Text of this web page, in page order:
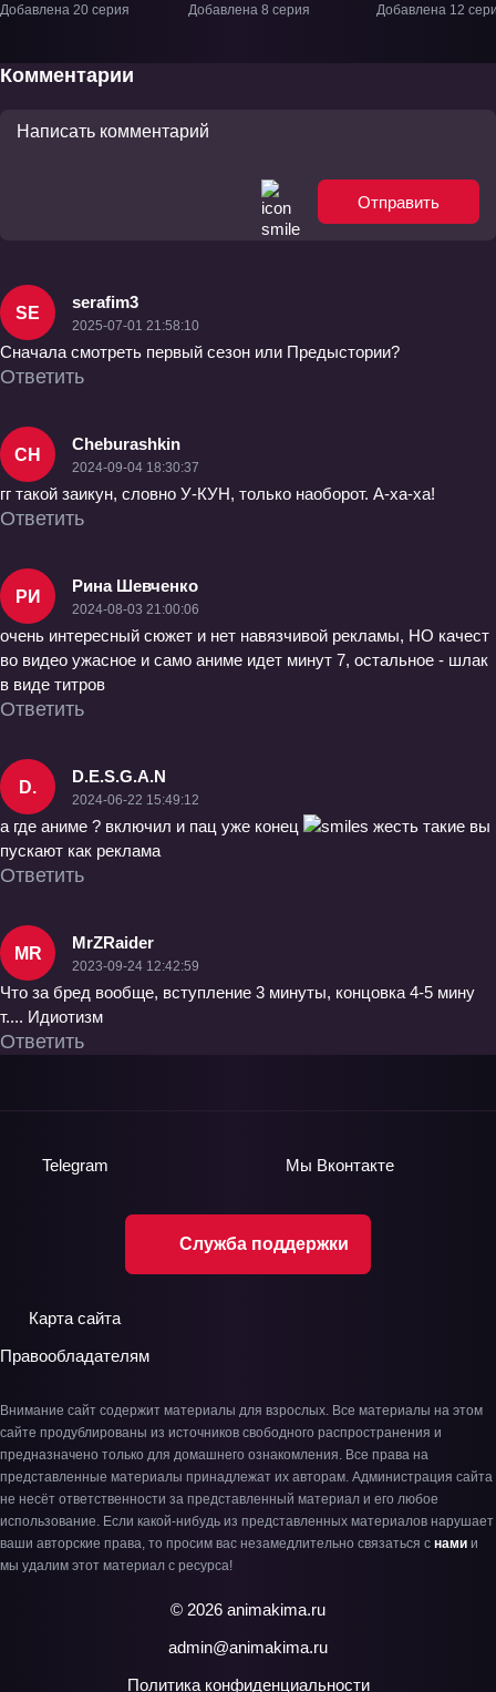
Дайма» ТВ-1
Добавлена 20 серия Добавлена 8 серия
2» ТВ-2
Добавлена 12
Комментарии
Отправить
SE
serafim3
2025-07-01 21:58:10
Сначала смотреть первый сезон или Предыстории?
Ответить
CH
Cheburashkin
2024-09-04 18:30:37
гг такой заикун, словно У-КУН, только наоборот. А-ха-ха!
Ответить
РИ
Рина Шевченко
2024-08-03 21:00:06
очень интересный сюжет и нет навязчивой рекламы, НО качест
во видео ужасное и само аниме идет минут 7, остальное - шлак
в виде титров
Ответить
D.
D.E.S.G.A.N
2024-06-22 15:49:12
а где аниме ? включил и пац уже конец
жесть такие вы
пускают как реклама
Ответить
MR
MrZRaider
2023-09-24 12:42:59
Что за бред вообще, вступление 3 минуты, концовка 4-5 мину
т.... Идиотизм
Ответить
Служба поддержки
Telegram Мы Вконтакте
Карта сайта
Правообладателям
Внимание сайт содержит материалы для взрослых. Все материалы на этом
сайте продублированы из источников свободного распространения и
предназначено только для домашнего ознакомления. Все права на
представленные материалы принадлежат их авторам. Администрация сайта
не несёт ответственности за представленный материал и его любое
использование. Если какой-нибудь из представленных материалов нарушает
ваши авторские права, то просим вас незамедлительно связаться с нами и
мы удалим этот материал с ресурса!
© 2026 animakima.ru
admin@animakima.ru
Политика конфиденциальности